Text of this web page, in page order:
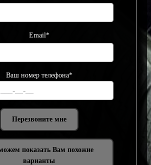
Email*
Ваш номер телефона*
показать Вам похожие
варианты